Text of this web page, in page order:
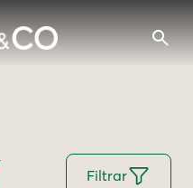
Filtrar